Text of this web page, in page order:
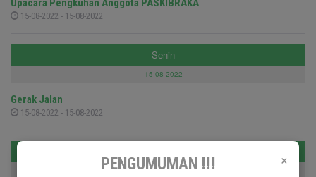
×
PENGUMUMAN !!!
Upacara Pengkuhan Anggota PASKIBRAKA
15-08-2022 - 15-08-2022
Senin
15-08-2022
Gerak Jalan
15-08-2022 - 15-08-2022
09-08-2022